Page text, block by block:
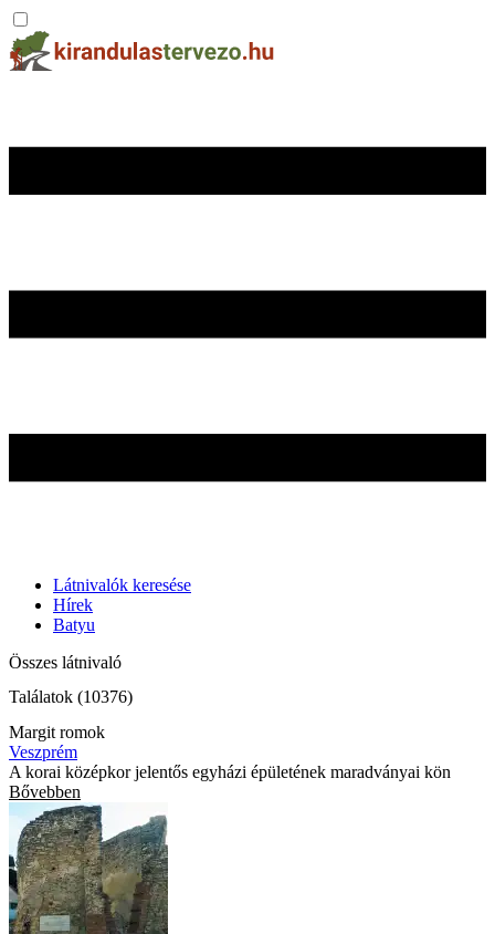
Látnivalók keresése
Hírek
Batyu
Összes látnivaló
Találatok (10376)
Margit romok
Veszprém
A korai középkor jelentős egyházi épületének maradványai kön
Bővebben